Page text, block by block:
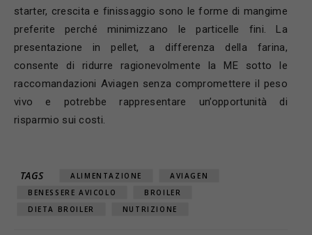
starter, crescita e finissaggio sono le forme di mangime
preferite perché minimizzano le particelle fini. La
presentazione in pellet, a differenza della farina,
consente di ridurre ragionevolmente la ME sotto le
raccomandazioni Aviagen senza compromettere il peso
vivo e potrebbe rappresentare un’opportunità di
risparmio sui costi.
TAGS ALIMENTAZIONE
AVIAGEN
BENESSERE AVICOLO
BROILER
DIETA BROILER
NUTRIZIONE